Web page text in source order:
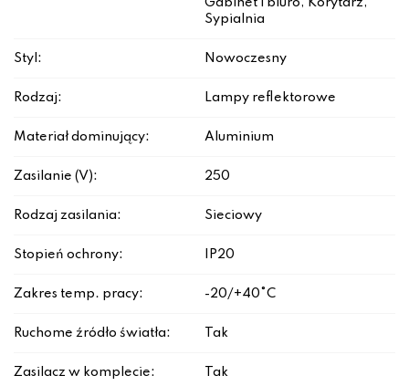
Gabinet i biuro, Korytarz,
Sypialnia
Styl: Nowoczesny
Rodzaj: Lampy reflektorowe
Materiał dominujący: Aluminium
Zasilanie (V): 250
Rodzaj zasilania: Sieciowy
Stopień ochrony: IP20
Zakres temp. pracy: -20/+40°C
Ruchome źródło światła: Tak
Zasilacz w komplecie: Tak